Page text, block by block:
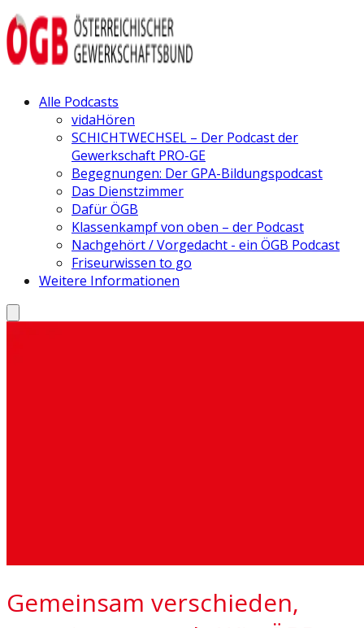
Alle Podcasts
vidaHören
SCHICHTWECHSEL – Der Podcast der
Gewerkschaft PRO-GE
Begegnungen: Der GPA-Bildungspodcast
Das Dienstzimmer
Dafür ÖGB
Klassenkampf von oben – der Podcast
Nachgehört / Vorgedacht - ein ÖGB Podcast
Friseurwissen to go
Weitere Informationen
Gemeinsam verschieden,